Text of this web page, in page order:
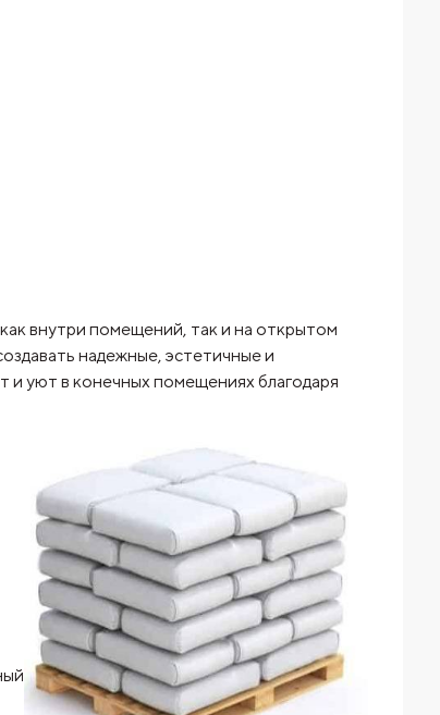
внутри помещений, так и на открытом
надежные, эстетичные и
и уют в конечных помещениях благодаря